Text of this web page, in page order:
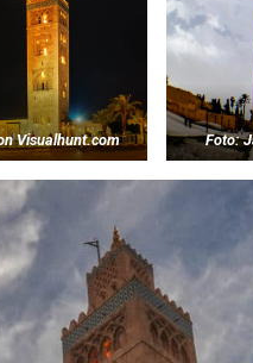
Visualhunt.com Foto: